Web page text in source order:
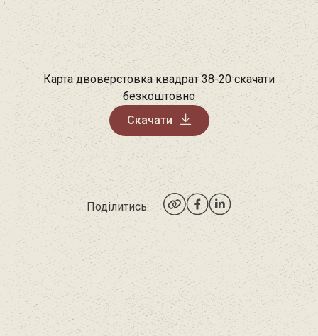
Карта двоверстовка квадрат 38-20 скачати
безкоштовно
Скачати
Поділитись: